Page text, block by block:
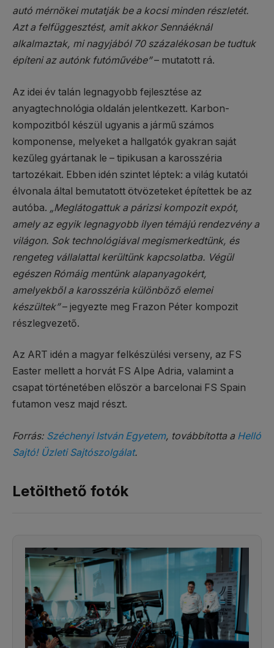
autó mérnökei mutatják be a kocsi minden részletét.
Azt a felfüggesztést, amit akkor Sennáéknál
alkalmaztak, mi nagyjából 70 százalékosan be tudtuk
építeni az autónk futóművébe”– mutatott rá.
Az idei év talán legnagyobb fejlesztése az
anyagtechnológia oldalán jelentkezett. Karbon-
kompozitból készül ugyanis a jármű számos
komponense, melyeket a hallgatók gyakran saját
kezűleg gyártanak le – tipikusan a karosszéria
tartozékait. Ebben idén szintet léptek: a világ kutatói
élvonala által bemutatott ötvözeteket építettek be az
autóba. „Meglátogattuk a párizsi kompozit expót,
amely az egyik legnagyobb ilyen témájú rendezvény a
világon. Sok technológiával megismerkedtünk, és
rengeteg vállalattal kerültünk kapcsolatba. Végül
egészen Rómáig mentünk alapanyagokért,
amelyekből a karosszéria különböző elemei
készültek”– jegyezte meg Frazon Péter kompozit
részlegvezető.
Az ART idén a magyar felkészülési verseny, az FS
Easter mellett a horvát FS Alpe Adria, valamint a
csapat történetében először a barcelonai FS Spain
futamon vesz majd részt.
Forrás: Széchenyi István Egyetem, továbbította a Helló
Sajtó! Üzleti Sajtószolgálat.
Letölthető fotók